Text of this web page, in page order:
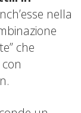
nella
che